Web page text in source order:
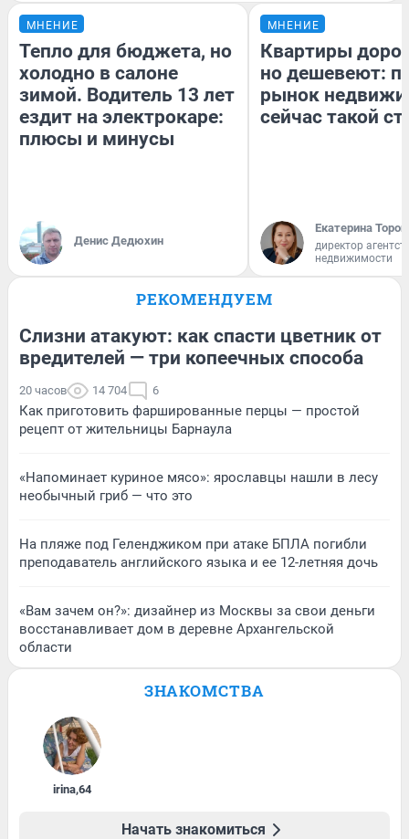
МНЕНИЕ
Тепло для бюджета, но
холодно в салоне
зимой. Водитель 13 лет
ездит на электрокаре:
плюсы и минусы
Денис Дедюхин
МНЕНИЕ
Квартиры
но дешевеют:
рынок
сейчас такой
Екатерина
директор
недвижимости
РЕКОМЕНДУЕМ
Слизни атакуют: как спасти цветник от
вредителей — три копеечных способа
20 часов 14 704 6
Как приготовить фаршированные перцы — простой
рецепт от жительницы Барнаула
«Напоминает куриное мясо»: ярославцы нашли в лесу
необычный гриб — что это
На пляже под Геленджиком при атаке БПЛА погибли
преподаватель английского языка и ее 12-летняя дочь
«Вам зачем он?»: дизайнер из Москвы за свои деньги
восстанавливает дом в деревне Архангельской
области
ЗНАКОМСТВА
irina,64
Начать знакомиться